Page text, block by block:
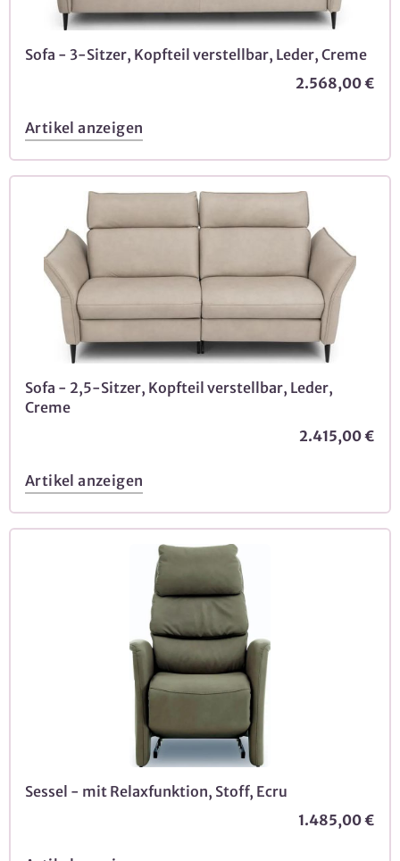
Sofa - 3-Sitzer, Kopfteil verstellbar, Leder, Creme
2.568,00 €
Artikel anzeigen
Sofa - 2,5-Sitzer, Kopfteil verstellbar, Leder,
Creme
2.415,00 €
Artikel anzeigen
Sessel - mit Relaxfunktion, Stoff, Ecru
1.485,00 €